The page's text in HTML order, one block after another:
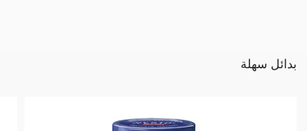
بدائل سهلة